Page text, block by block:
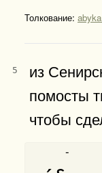
Толкование:
5
из
помосты
чтобы
-